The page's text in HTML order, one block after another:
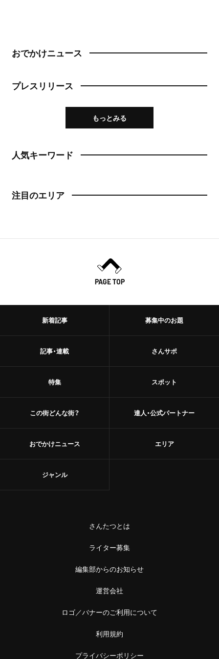
おでかけニュース
プレスリリース
もっとみる
人気キーワード
注目のエリア
PAGE TOP
新着記事
記事・連載
特集
この街どんな街？
おでかけニュース
募集中のお題
さんサポ
スポット
達人・公式パートナー
エリア
ジャンル
さんたつとは
ライター募集
編集部からのお知らせ
運営会社
ロゴ／バナーのご利用について
利用規約
プライバシーポリシー